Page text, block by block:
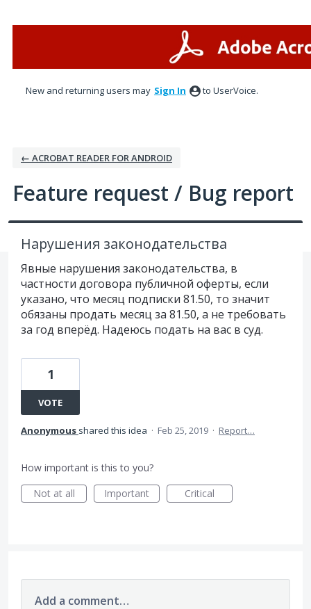
New and returning users may Sign In to UserVoice.
← ACROBAT READER FOR ANDROID
Feature request / Bug report
Нарушения законодательства
Явные нарушения законодательства, в
частности договора публичной оферты, если
указано, что месяц подписки 81.50, то значит
обязаны продать месяц за 81.50, а не требовать
за год вперёд. Надеюсь подать на вас в суд.
1
VOTE
Anonymous shared this idea · Feb 25, 2019 · Report…
How important is this to you?
Not at all
Important Critical
Add a comment…